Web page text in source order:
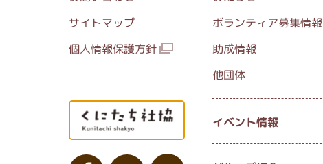
サイトマップ
個人情報保護方針
ボランティア募集情報
助成情報
他団体
イベント情報